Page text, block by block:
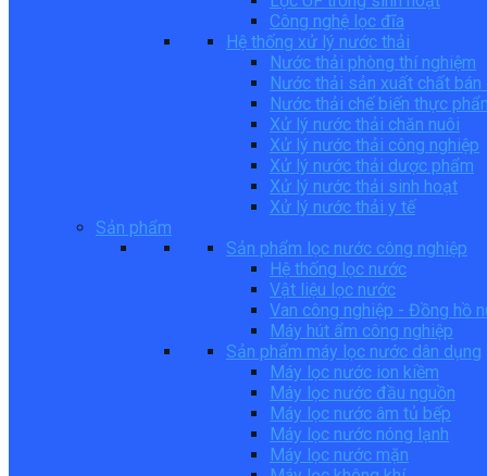
Công nghệ lọc đĩa
Hệ thống xử lý nước thải
Nước thải phòng thí nghiệm
Nước thải sản xuất chất bán
Nước thải chế biến thực
Xử lý nước thải chăn nuôi
Xử lý nước thải công nghiệp
Xử lý nước thải dược phẩm
Xử lý nước thải sinh hoạt
Xử lý nước thải y tế
Sản phẩm
Sản phẩm lọc nước công nghiệp
Hệ thống lọc nước
Vật liệu lọc nước
Van công nghiệp - Đồng hồ
Máy hút ẩm công nghiệp
Sản phẩm máy lọc nước dân dụng
Máy lọc nước ion kiềm
Máy lọc nước đầu nguồn
Máy lọc nước âm tủ bếp
Máy lọc nước nóng lạnh
Máy lọc nước mặn